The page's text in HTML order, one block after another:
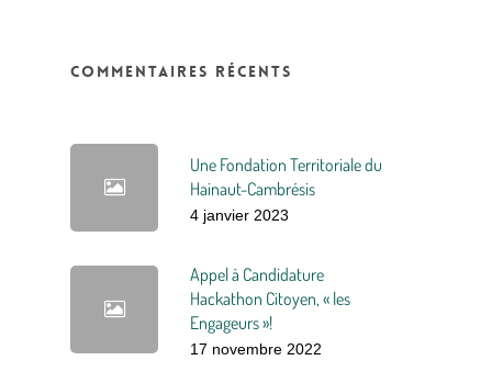
Commentaires récents
Une Fondation Territoriale du
Hainaut-Cambrésis
4 janvier 2023
Appel à Candidature
Hackathon Citoyen, « les
Engageurs »!
17 novembre 2022